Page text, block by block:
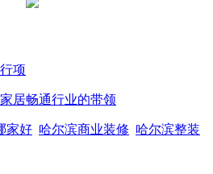
项
居畅通行业的带领
家好 哈尔滨商业装修 哈尔滨整装